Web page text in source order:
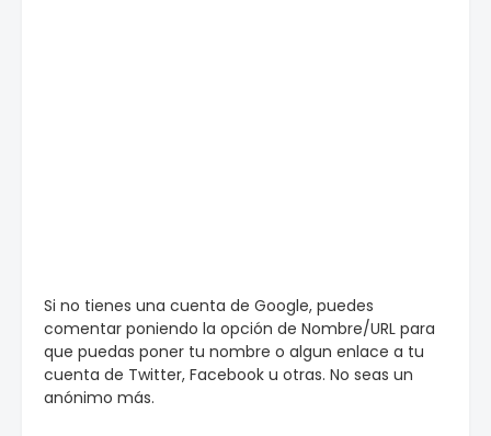
Si no tienes una cuenta de Google, puedes
comentar poniendo la opción de Nombre/URL para
que puedas poner tu nombre o algun enlace a tu
cuenta de Twitter, Facebook u otras. No seas un
anónimo más.